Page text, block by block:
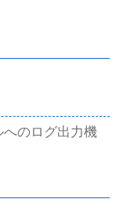
のログ出力機